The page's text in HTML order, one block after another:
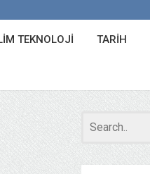
TEKNOLOJI TARIH